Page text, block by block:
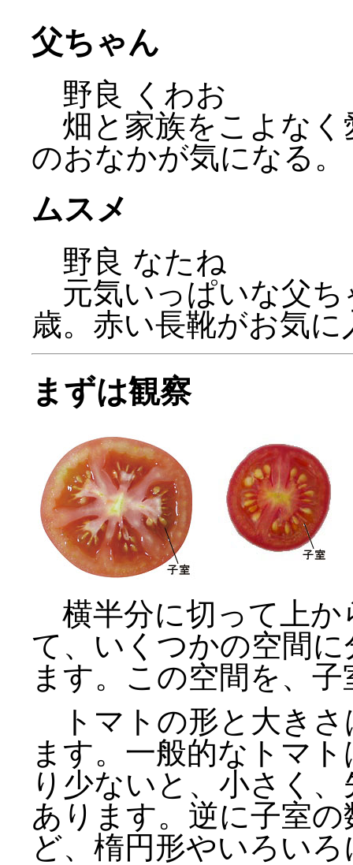
父ちゃん
野良 くわお
畑と家族をこよなく
のおなかが気になる。
ムスメ
野良 なたね
元気いっぱいな父ち
歳。赤い長靴がお気に
まずは観察
横半分に切って上か
て、いくつかの空間
ます。この空間を、
トマトの形と大きさ
ます。一般的なトマ
り少ないと、小さく
あります。逆に子室
ど、楕円形やいろい